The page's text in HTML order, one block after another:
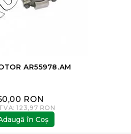
AR55978.AM
RON
123,97 RON
în Coş